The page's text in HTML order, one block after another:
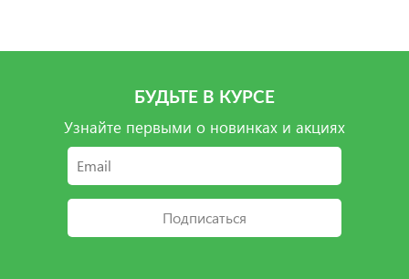
БУДЬТЕ В КУРСЕ
Узнайте первыми о новинках и акциях
Подписаться